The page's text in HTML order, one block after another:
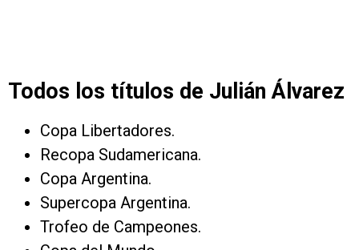
Todos los títulos de Julián Álvarez
Copa Libertadores.
Recopa Sudamericana.
Copa Argentina.
Supercopa Argentina.
Trofeo de Campeones.